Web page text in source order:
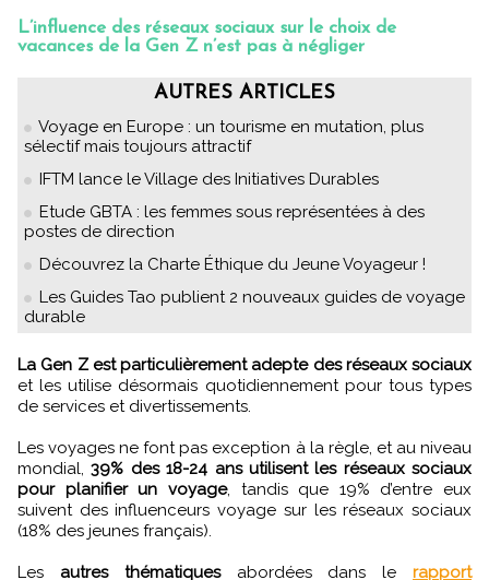
L’influence des réseaux sociaux sur le choix de
vacances de la Gen Z n’est pas à négliger
AUTRES ARTICLES
Voyage en Europe : un tourisme en mutation, plus
sélectif mais toujours attractif
IFTM lance le Village des Initiatives Durables
Etude GBTA : les femmes sous représentées à des
postes de direction
Découvrez la Charte Éthique du Jeune Voyageur !
Les Guides Tao publient 2 nouveaux guides de voyage
durable
La Gen Z est particulièrement adepte des réseaux sociaux
et les utilise désormais quotidiennement pour tous types
de services et divertissements.
Les voyages ne font pas exception à la règle, et au niveau
mondial,39% des 18-24 ans utilisent les réseaux sociaux
pour planifier un voyage, tandis que 19% d’entre eux
suivent des influenceurs voyage sur les réseaux sociaux
(18% des jeunes français).
Les autres thématiquesabordées dans lerapport